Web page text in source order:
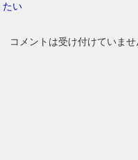
たい
コメントは受け付けていませ